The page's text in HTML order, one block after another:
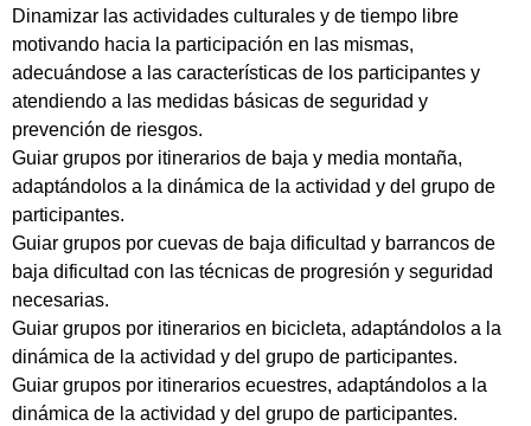
Dinamizar las actividades culturales y de tiempo libre
motivando hacia la participación en las mismas,
adecuándose a las características de los participantes y
atendiendo a las medidas básicas de seguridad y
prevención de riesgos.
Guiar grupos por itinerarios de baja y media montaña,
adaptándolos a la dinámica de la actividad y del grupo de
participantes.
Guiar grupos por cuevas de baja dificultad y barrancos de
baja dificultad con las técnicas de progresión y seguridad
necesarias.
Guiar grupos por itinerarios en bicicleta, adaptándolos a la
dinámica de la actividad y del grupo de participantes.
Guiar grupos por itinerarios ecuestres, adaptándolos a la
dinámica de la actividad y del grupo de participantes.